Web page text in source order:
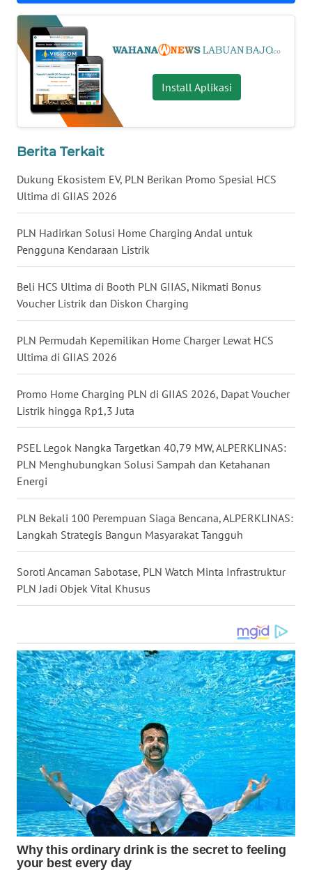
Install Aplikasi
Berita Terkait
Dukung Ekosistem EV, PLN Berikan Promo Spesial HCS
Ultima di GIIAS 2026
PLN Hadirkan Solusi Home Charging Andal untuk
Pengguna Kendaraan Listrik
Beli HCS Ultima di Booth PLN GIIAS, Nikmati Bonus
Voucher Listrik dan Diskon Charging
PLN Permudah Kepemilikan Home Charger Lewat HCS
Ultima di GIIAS 2026
Promo Home Charging PLN di GIIAS 2026, Dapat Voucher
Listrik hingga Rp1,3 Juta
PSEL Legok Nangka Targetkan 40,79 MW, ALPERKLINAS:
PLN Menghubungkan Solusi Sampah dan Ketahanan
Energi
PLN Bekali 100 Perempuan Siaga Bencana, ALPERKLINAS:
Langkah Strategis Bangun Masyarakat Tangguh
Soroti Ancaman Sabotase, PLN Watch Minta Infrastruktur
PLN Jadi Objek Vital Khusus
WN
JATENG
WN
NUSANTARA
JOGJA
WN
BALI
WN
KALBAR
WN
KALTENG
WN
KALTARA
WN
KALSEL
WN
KALTIM
WN
SULSEL
WN
WN
SULUT
WN
MALUKU
WN
MALUT
WN
DAIRI
WN